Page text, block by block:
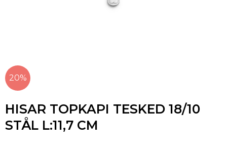
20%
HISAR TOPKAPI TESKED 18/10
STÅL L:11,7 CM